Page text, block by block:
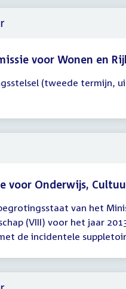
voor Wonen en
(tweede termijn,
voor Onderwijs,
van het
(VIII) voor het jaar
de incidentele